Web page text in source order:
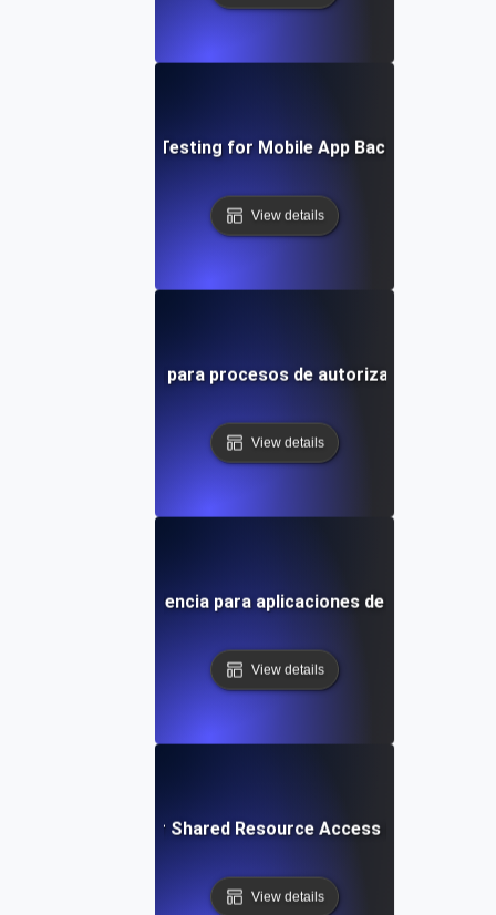
Concurrency Testing for Mobile App Backend
View details
de concurrencia para procesos de autorización de
View details
Pruebas de concurrencia para aplicaciones de chat en
View details
Testing for Shared Resource Access in Multi-
View details